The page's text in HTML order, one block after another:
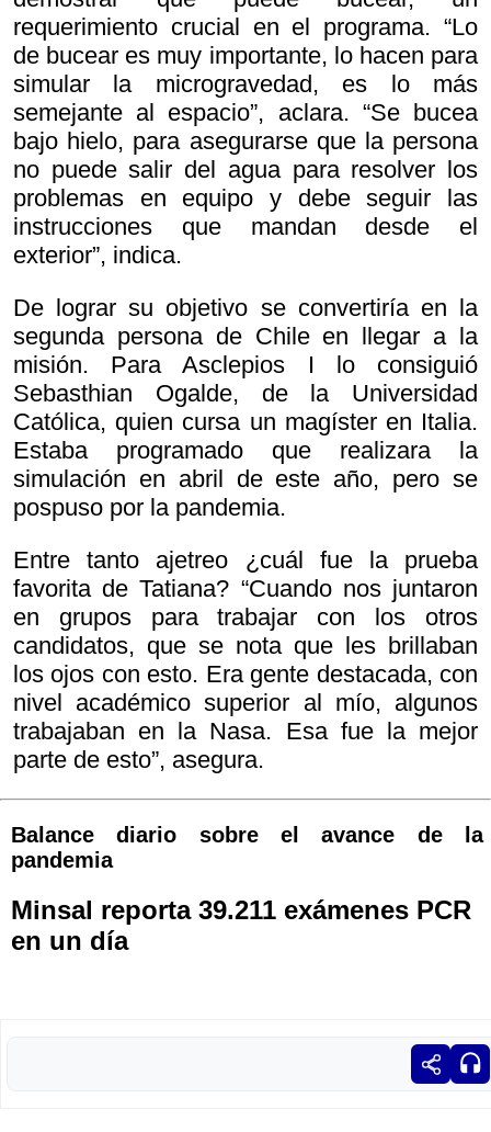
requerimiento crucial en el programa. “Lo
de bucear es muy importante, lo hacen para
simular la microgravedad, es lo más
semejante al espacio”, aclara. “Se bucea
bajo hielo, para asegurarse que la persona
no puede salir del agua para resolver los
problemas en equipo y debe seguir las
instrucciones que mandan desde el
exterior”, indica.
De lograr su objetivo se convertiría en la
segunda persona de Chile en llegar a la
misión. Para Asclepios I lo consiguió
Sebasthian Ogalde, de la Universidad
Católica, quien cursa un magíster en Italia.
Estaba programado que realizara la
simulación en abril de este año, pero se
pospuso por la pandemia.
Entre tanto ajetreo ¿cuál fue la prueba
favorita de Tatiana? “Cuando nos juntaron
en grupos para trabajar con los otros
candidatos, que se nota que les brillaban
los ojos con esto. Era gente destacada, con
nivel académico superior al mío, algunos
trabajaban en la Nasa. Esa fue la mejor
parte de esto”, asegura.
Balance diario sobre el avance de la
pandemia
Minsal reporta 39.211 exámenes PCR
en un día